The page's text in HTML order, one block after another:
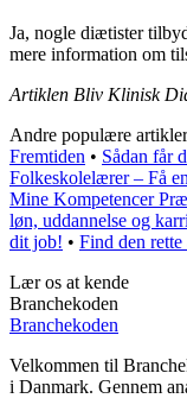
Ja, nogle diætister
mere information om
Artiklen Bliv Klinisk
Andre populære
Fremtiden • Sådan får
Folkeskolelærer – Få
Mine Kompetencer
løn, uddannelse og
dit job! • Find den
Lær os at kende
Branchekoden
Branchekoden
Velkommen til
i Danmark. Gennem